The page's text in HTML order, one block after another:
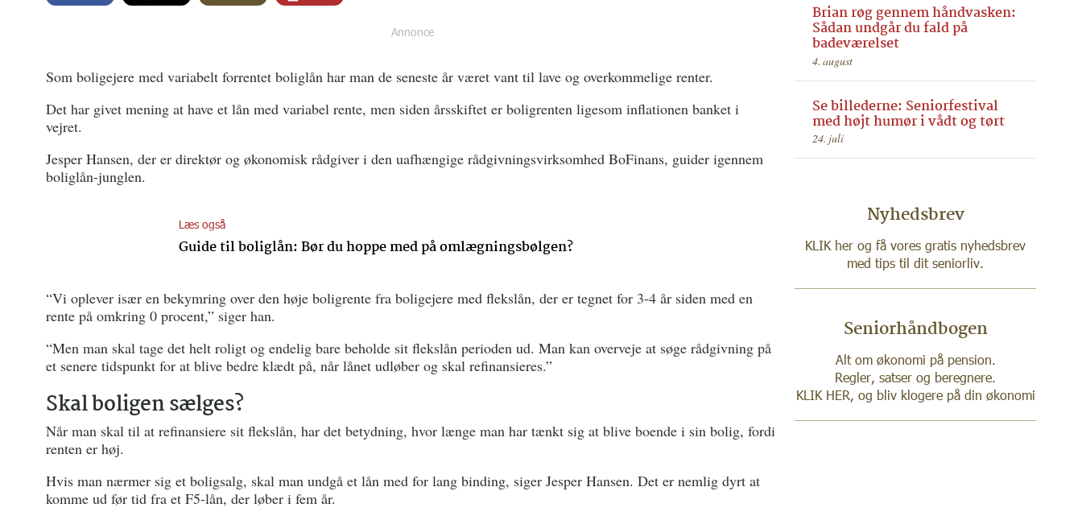
Som boligejere med variabelt forrentet boliglån har man de seneste år været vant til lave og overkommelige renter.
Det har givet mening at have et lån med variabel rente, men siden årsskiftet er boligrenten ligesom inflationen banket i
vejret.
Jesper Hansen, der er direktør og økonomisk rådgiver i den uafhængige rådgivningsvirksomhed BoFinans, guider igennem
boliglån-junglen.
Læs også
Guide til boliglån: Bør du hoppe med på omlægningsbølgen?
“Vi oplever især en bekymring over den høje boligrente fra boligejere med flekslån, der er tegnet for 3-4 år siden med en
rente på omkring 0 procent,” siger han.
“Men man skal tage det helt roligt og endelig bare beholde sit flekslån perioden ud. Man kan overveje at søge rådgivning på
et senere tidspunkt for at blive bedre klædt på, når lånet udløber og skal refinansieres.”
Skal boligen sælges?
Når man skal til at refinansiere sit flekslån, har det betydning, hvor længe man har tænkt sig at blive boende i sin bolig, fordi
renten er høj.
Hvis man nærmer sig et boligsalg, skal man undgå et lån med for lang binding, siger Jesper Hansen. Det er nemlig dyrt at
komme ud før tid fra et F5-lån, der løber i fem år.
Brian røg gennem håndvasken:
Sådan undgår du fald på
badeværelset
4. august
Se billederne: Seniorfestival
med højt humør i vådt og tørt
24. juli
Nyhedsbrev
KLIK her og få vores gratis nyhedsbrev
med tips til dit seniorliv.
Seniorhåndbogen
Alt om økonomi på pension.
Regler, satser og beregnere.
KLIK HER, og bliv klogere på din økonomi